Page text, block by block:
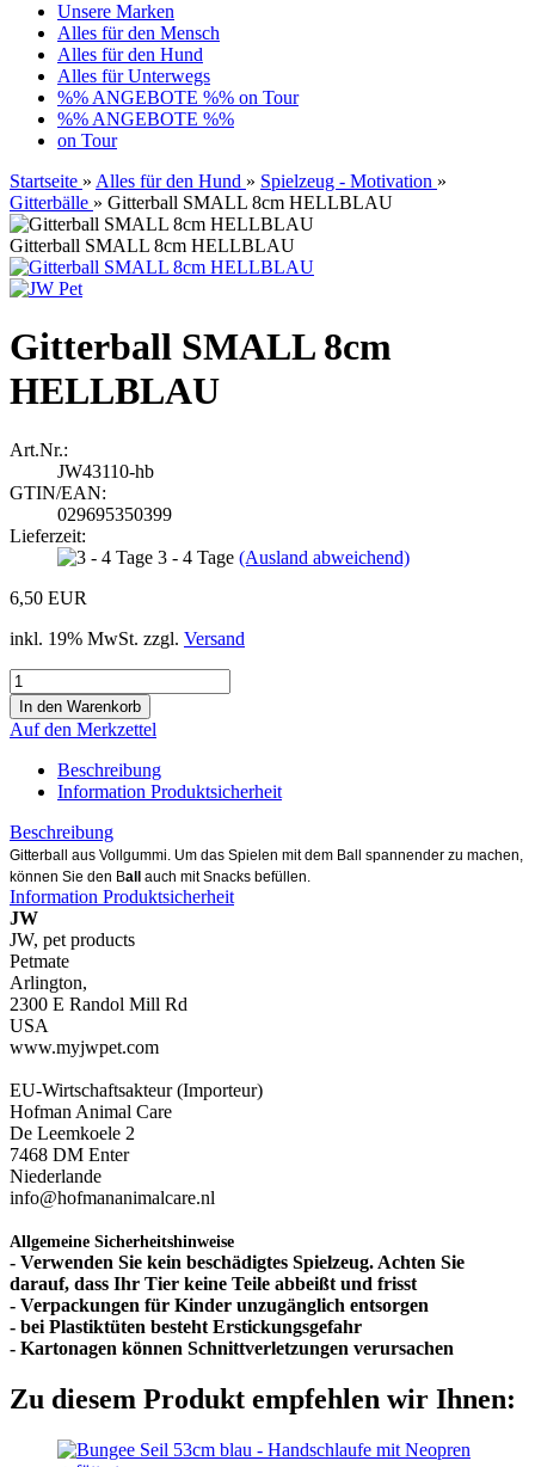
Unsere Marken
Alles für den Mensch
Alles für den Hund
Alles für Unterwegs
%% ANGEBOTE %% on Tour
%% ANGEBOTE %%
on Tour
Startseite » Alles für den Hund » Spielzeug - Motivation »
Gitterbälle » Gitterball SMALL 8cm HELLBLAU
Gitterball SMALL 8cm HELLBLAU
Gitterball SMALL 8cm
HELLBLAU
Art.Nr.:
JW43110-hb
GTIN/EAN:
029695350399
Lieferzeit:
3 - 4 Tage (Ausland abweichend)
6,50 EUR
inkl. 19% MwSt. zzgl. Versand
Auf den Merkzettel
Beschreibung
Information Produktsicherheit
Beschreibung
Gitterball aus Vollgummi. Um das Spielen mit dem Ball spannender zu machen,
können Sie den Ball auch mit Snacks befüllen.
Information Produktsicherheit
JW
JW, pet products
Petmate
Arlington,
2300 E Randol Mill Rd
USA
www.myjwpet.com
EU-Wirtschaftsakteur (Importeur)
Hofman Animal Care
De Leemkoele 2
7468 DM Enter
Niederlande
info@hofmananimalcare.nl
Allgemeine Sicherheitshinweise
- Verwenden Sie kein beschädigtes Spielzeug. Achten Sie
darauf, dass Ihr Tier keine Teile abbeißt und frisst
- Verpackungen für Kinder unzugänglich entsorgen
- bei Plastiktüten besteht Erstickungsgefahr
- Kartonagen können Schnittverletzungen verursachen
Zu diesem Produkt empfehlen wir Ihnen: